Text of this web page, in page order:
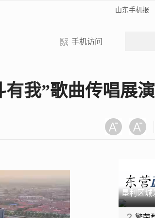
山东手机报
手机访问
我”歌曲传唱展演